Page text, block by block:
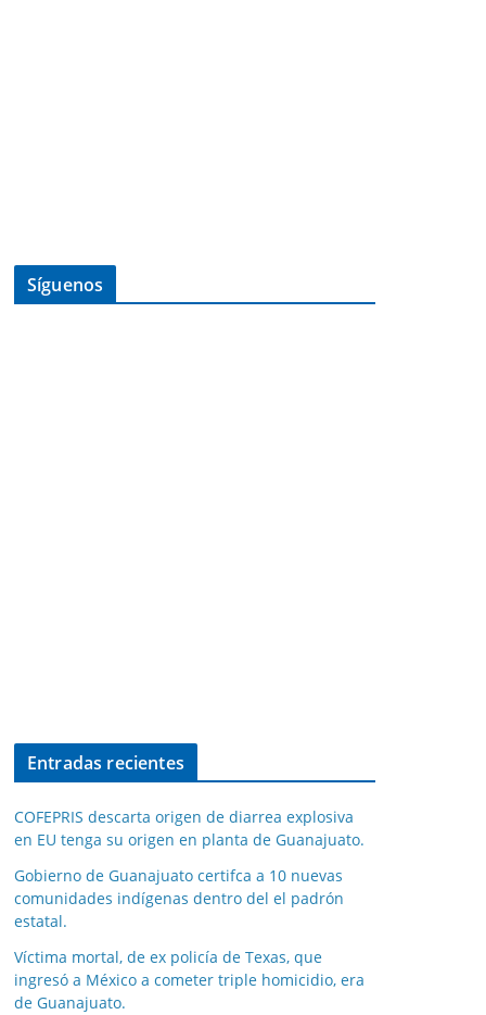
Síguenos
Entradas recientes
COFEPRIS descarta origen de diarrea explosiva
en EU tenga su origen en planta de Guanajuato.
Gobierno de Guanajuato certifca a 10 nuevas
comunidades indígenas dentro del el padrón
estatal.
Víctima mortal, de ex policía de Texas, que
ingresó a México a cometer triple homicidio, era
de Guanajuato.